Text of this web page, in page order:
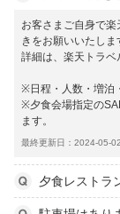
お客さまご自身で
きをお願いいたしま
詳細は、楽天トラベ
※日程・人数・増泊
※夕食会場指定の
ます。
最終更新日：2024-05-02
夕食レストラ